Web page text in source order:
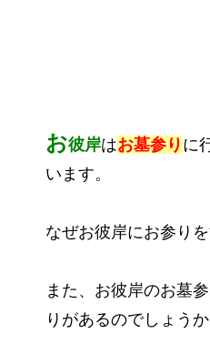
お彼岸はお墓参り に
います。
なぜお彼岸にお参り
また、お彼岸のお墓
りがあるのでしょうか